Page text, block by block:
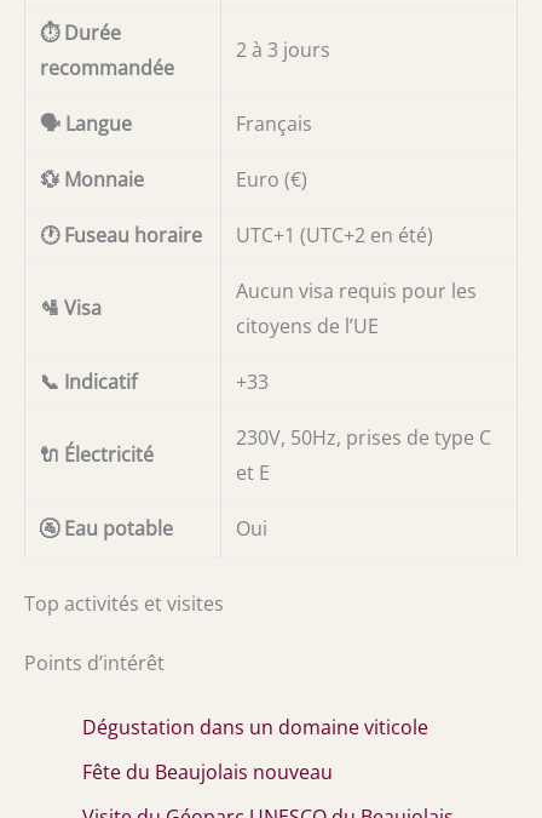
⏱️ Durée
recommandée
2 à 3 jours
🗣️ Langue Français
💱 Monnaie Euro (€)
🕐 Fuseau horaire UTC+1 (UTC+2 en été)
🛂 Visa
Aucun visa requis pour les
citoyens de l’UE
📞 Indicatif +33
🔌 Électricité
230V, 50Hz, prises de type C
et E
🚰 Eau potable Oui
Top activités et visites
Points d’intérêt
Dégustation dans un domaine viticole
Fête du Beaujolais nouveau